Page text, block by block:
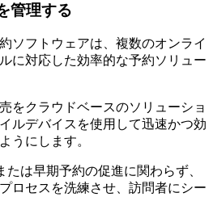
管理する
ソフトウェアは、複数のオンライ
に対応した効率的な予約ソリュー
をクラウドベースのソリューショ
ルデバイスを使用して迅速かつ効
うにします。
は早期予約の促進に関わらず、
ロセスを洗練させ、訪問者にシー